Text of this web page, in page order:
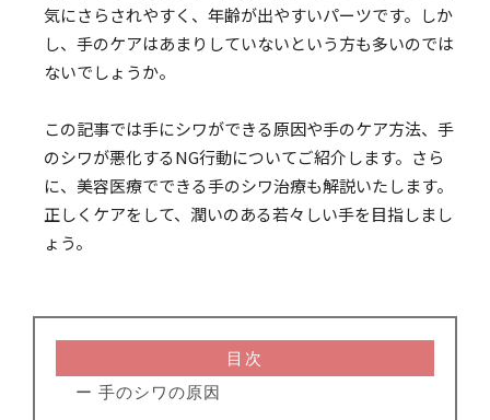
気にさらされやすく、年齢が出やすいパーツです。しか
し、手のケアはあまりしていないという方も多いのでは
ないでしょうか。
この記事では手にシワができる原因や手のケア方法、手
のシワが悪化するNG行動についてご紹介します。さら
に、美容医療でできる手のシワ治療も解説いたします。
正しくケアをして、潤いのある若々しい手を目指しまし
ょう。
目次
ー 手のシワの原因